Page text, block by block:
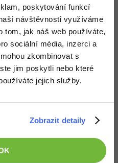
poskytování funkcí
návštěvnosti využíváme
tom, jak náš web používáte,
sociální média, inzerci a
zkombinovat s
jim poskytli nebo které
jejich služby.
Zobrazit detaily
daného tvaru. Ale není to
nastavujemei všechny ostatní
pokud obrys nastavíme na
čáry), získáme takovýto